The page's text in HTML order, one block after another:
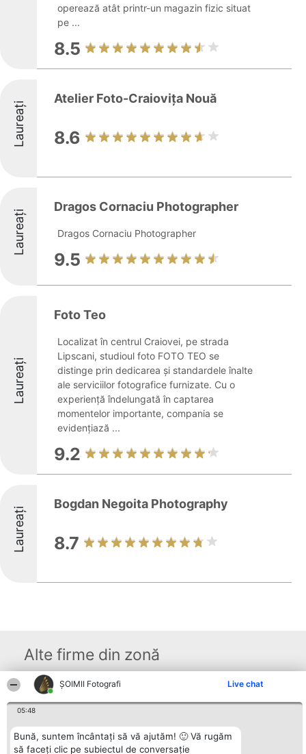
ȘOIMII Fotografi Live chat
05:48
Bună, suntem încântați să vă ajutăm! 🙂 Vă rugăm
să faceți clic pe subiectul de conversație
operează atât printr-un magazin fizic situat
pe ...
8.5
Laureați
Atelier Foto-Craiovița Nouă
8.6
Laureați
Dragos Cornaciu Photographer
Dragos Cornaciu Photographer
9.5
Laureați
Foto Teo
Localizat în centrul Craiovei, pe strada
Lipscani, studioul foto FOTO TEO se
distinge prin dedicarea și standardele înalte
ale serviciilor fotografice furnizate. Cu o
experiență îndelungată în captarea
momentelor importante, compania se
evidențiază ...
9.2
Laureați
Bogdan Negoita Photography
8.7
Alte firme din zonă
Organizator Ranking
BRIGHT SOLUTIONS BR SRL
Sc. A Et. 4 Ap. 13 Cod 061952
București
CUI 36737675
Plebiscyt
Reguli
Statut
Contact